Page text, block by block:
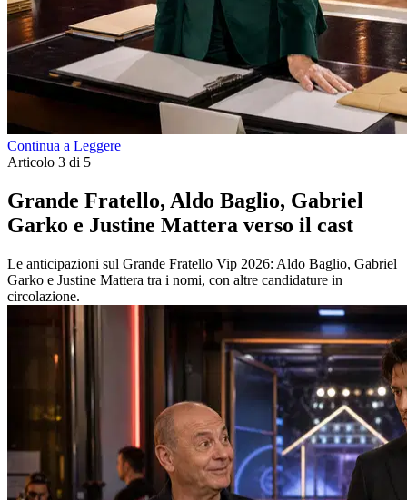
Continua a Leggere
Articolo 3 di 5
Grande Fratello, Aldo Baglio, Gabriel
Garko e Justine Mattera verso il cast
Le anticipazioni sul Grande Fratello Vip 2026: Aldo Baglio, Gabriel
Garko e Justine Mattera tra i nomi, con altre candidature in
circolazione.